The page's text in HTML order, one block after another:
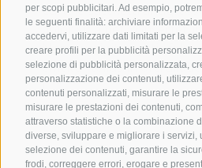
per scopi pubblicitari. Ad esempio,
le seguenti finalità: archiviare
accedervi, utilizzare dati limitati per la
creare profili per la pubblicità
selezione di pubblicità personalizzata,
personalizzazione dei contenuti,
contenuti personalizzati, misurare le
misurare le prestazioni dei contenuti,
attraverso statistiche o la combinazione
diverse, sviluppare e migliorare i servizi,
selezione dei contenuti, garantire la
frodi, correggere errori, erogare e
Carta e sacchetti
dolor sit amet, consectetur
Nam suscipit sagittis felis
efficitur tellus in orci
[…]
0